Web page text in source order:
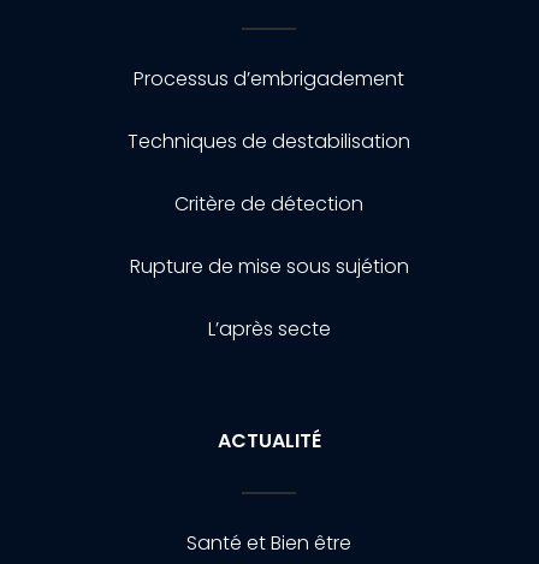
Processus d’embrigadement
Techniques de destabilisation
Critère de détection
Rupture de mise sous sujétion
L’après secte
ACTUALITÉ
Santé et Bien être